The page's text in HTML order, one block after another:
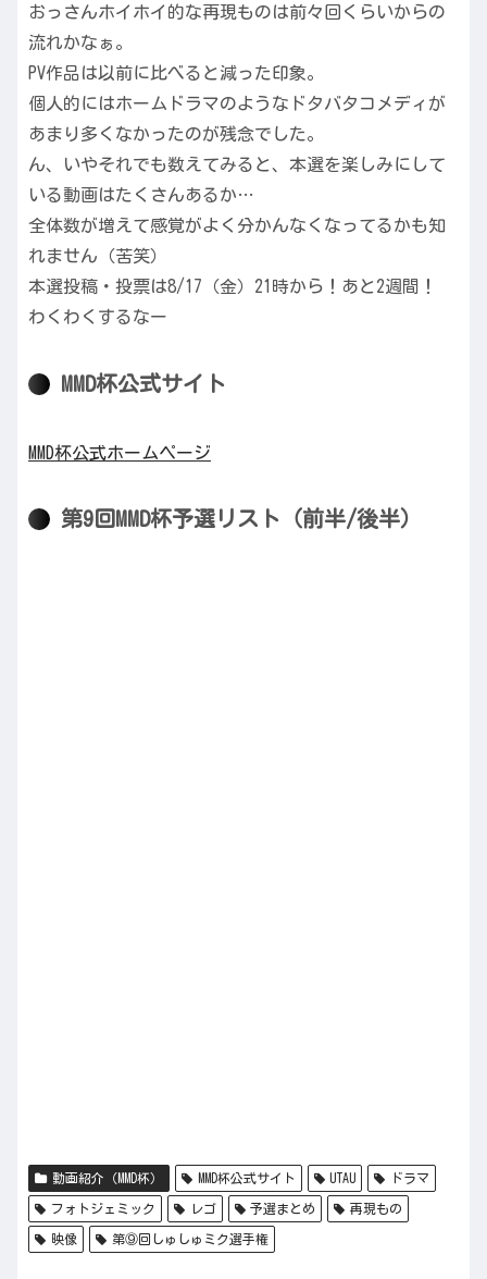
おっさんホイホイ的な再現ものは前々回くらいからの
流れかなぁ。
PV作品は以前に比べると減った印象。
個人的にはホームドラマのようなドタバタコメディが
あまり多くなかったのが残念でした。
ん、いやそれでも数えてみると、本選を楽しみにして
いる動画はたくさんあるか…
全体数が増えて感覚がよく分かんなくなってるかも知
れません（苦笑）
本選投稿・投票は8/17（金）21時から！あと2週間！
わくわくするなー
MMD杯公式サイト
MMD杯公式ホームページ
第9回MMD杯予選リスト（前半/後半）
動画紹介（MMD杯） MMD杯公式サイト UTAU ドラマ
フォトジェミック レゴ 予選まとめ 再現もの
映像 第⑨回しゅしゅミク選手権